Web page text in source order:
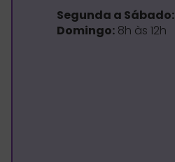
Segunda a Sábado:
Domingo: 8h às 12h